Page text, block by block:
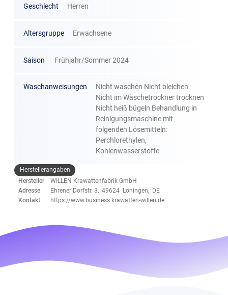
Geschlecht Herren
Altersgruppe Erwachsene
Saison Frühjahr/Sommer 2024
Waschanweisungen
Nicht waschen Nicht bleichen
Nicht im Wäschetrockner trocknen
Nicht heiß bügeln Behandlung in
Reinigungsmaschine mit
folgenden Lösemitteln:
Perchlorethylen,
Kohlenwasserstoffe
Herstellerangaben
Hersteller
WILLEN Krawattenfabrik GmbH
Adresse
Ehrener Dorfstr. 3, 49624 Löningen, DE
Kontakt
https://www.business.krawatten-willen.de